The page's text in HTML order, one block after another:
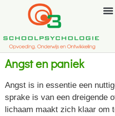
Angst en paniek
Angst is in essentie een
sprake is van een dreigende
lichaam maakt zich klaar om